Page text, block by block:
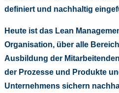
definiert und nachhaltig
Heute ist das Lean
Organisation, über alle
Ausbildung der
der Prozesse und Produkte
Unternehmens sichern